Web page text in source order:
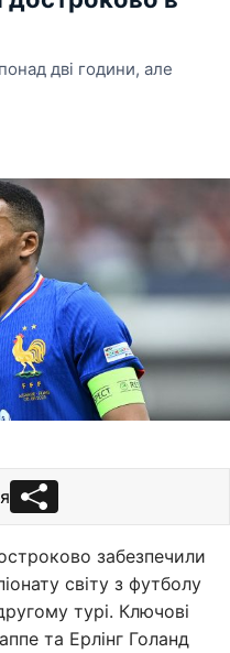
дві години, але
забезпечили
світу з футболу
турі. Ключові
та Ерлінг Голанд